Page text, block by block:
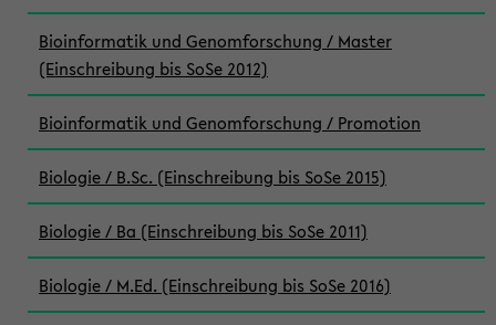
Bioinformatik und Genomforschung / Master
(Einschreibung bis SoSe 2012)
Bioinformatik und Genomforschung / Promotion
Biologie / B.Sc. (Einschreibung bis SoSe 2015)
Biologie / Ba (Einschreibung bis SoSe 2011)
Biologie / M.Ed. (Einschreibung bis SoSe 2016)